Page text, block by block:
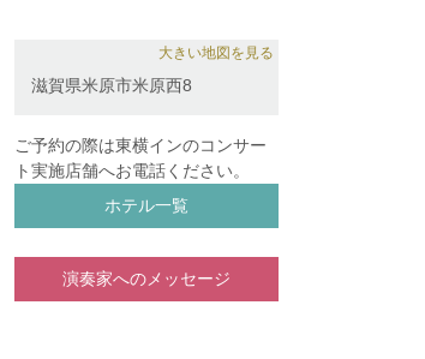
大きい地図を見る
滋賀県米原市米原西8
ご予約の際は東横インのコンサー
ト実施店舗へお電話ください。
ホテル一覧
演奏家へのメッセージ